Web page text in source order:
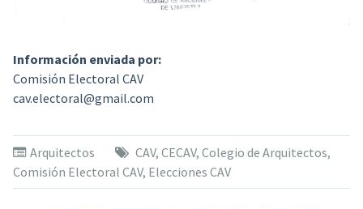
Información enviada por:
Comisión Electoral CAV
cav.electoral@gmail.com
Arquitectos CAV, CECAV, Colegio de Arquitectos,
Comisión Electoral CAV, Elecciones CAV